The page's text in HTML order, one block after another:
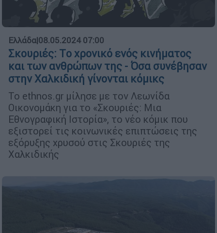
Ελλάδα|08.05.2024 07:00
Σκουριές: Τo χρονικό ενός κινήματος
και των ανθρώπων της - Όσα συνέβησαν
στην Χαλκιδική γίνονται κόμικς
Το ethnos.gr μίλησε με τον Λεωνίδα
Οικονομάκη για το «Σκουριές: Μια
Εθνογραφική Ιστορία», το νέο κόμικ που
εξιστορεί τις κοινωνικές επιπτώσεις της
εξόρυξης χρυσού στις Σκουριές της
Χαλκιδικής